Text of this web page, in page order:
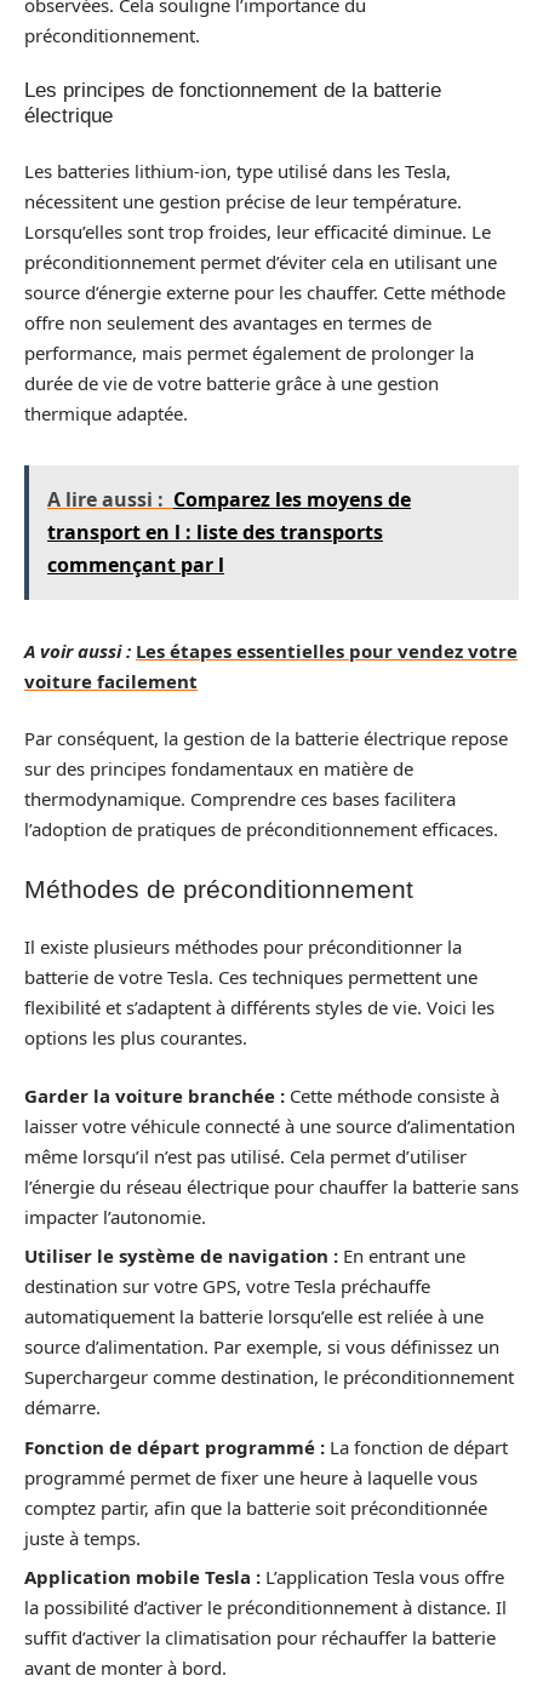
préconditionnement.
Les principes de fonctionnement de la batterie
électrique
Les batteries lithium-ion, type utilisé dans les Tesla,
nécessitent une gestion précise de leur température.
Lorsqu’elles sont trop froides, leur efficacité diminue. Le
préconditionnement permet d’éviter cela en utilisant une
source d’énergie externe pour les chauffer. Cette méthode
offre non seulement des avantages en termes de
performance, mais permet également de prolonger la
durée de vie de votre batterie grâce à une gestion
thermique adaptée.
A lire aussi : Comparez les moyens de
transport en l : liste des transports
commençant par l
A voir aussi : Les étapes essentielles pour vendez votre
voiture facilement
Par conséquent, la gestion de la batterie électrique repose
sur des principes fondamentaux en matière de
thermodynamique. Comprendre ces bases facilitera
l’adoption de pratiques de préconditionnement efficaces.
Méthodes de préconditionnement
Il existe plusieurs méthodes pour préconditionner la
batterie de votre Tesla. Ces techniques permettent une
flexibilité et s’adaptent à différents styles de vie. Voici les
options les plus courantes.
Garder la voiture branchée : Cette méthode consiste à
laisser votre véhicule connecté à une source d’alimentation
même lorsqu’il n’est pas utilisé. Cela permet d’utiliser
l’énergie du réseau électrique pour chauffer la batterie sans
impacter l’autonomie.
Utiliser le système de navigation : En entrant une
destination sur votre GPS, votre Tesla préchauffe
automatiquement la batterie lorsqu’elle est reliée à une
source d’alimentation. Par exemple, si vous définissez un
Superchargeur comme destination, le préconditionnement
démarre.
Fonction de départ programmé : La fonction de départ
programmé permet de fixer une heure à laquelle vous
comptez partir, afin que la batterie soit préconditionnée
juste à temps.
Application mobile Tesla : L’application Tesla vous offre
la possibilité d’activer le préconditionnement à distance. Il
suffit d’activer la climatisation pour réchauffer la batterie
avant de monter à bord.